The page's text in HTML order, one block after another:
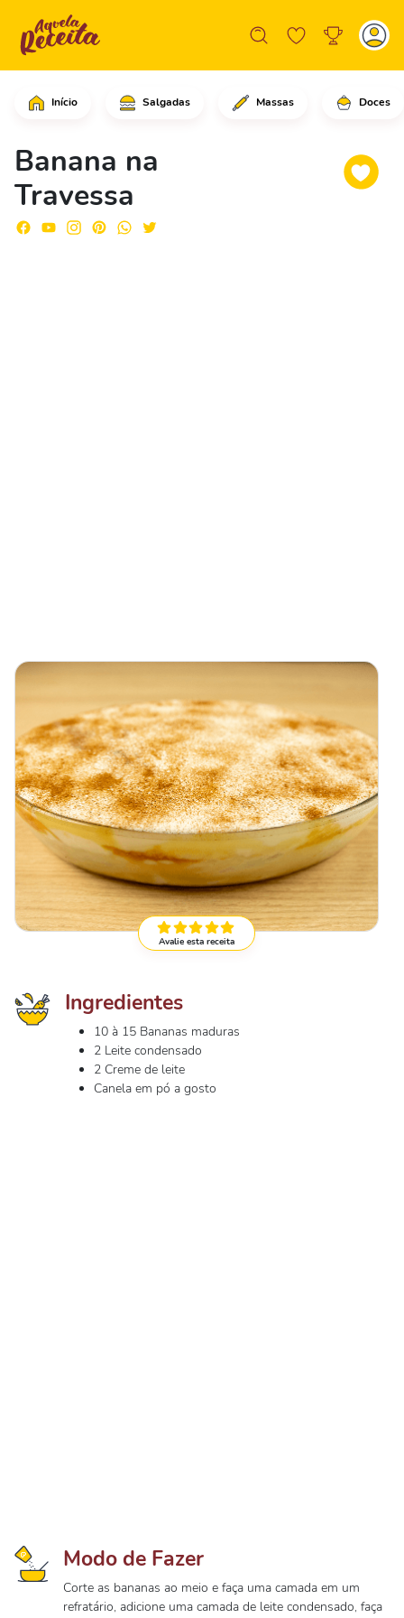
Início Salgadas Massas Doces
Banana na
Travessa
Corte as bananas ao meio e faça
Avalie esta receita
Ingredientes
10 à 15 Bananas maduras
2 Leite condensado
2 Creme de leite
Canela em pó a gosto
Modo de Fazer
Corte as bananas ao meio e faça uma camada em um
refratário, adicione uma camada de leite condensado, faça